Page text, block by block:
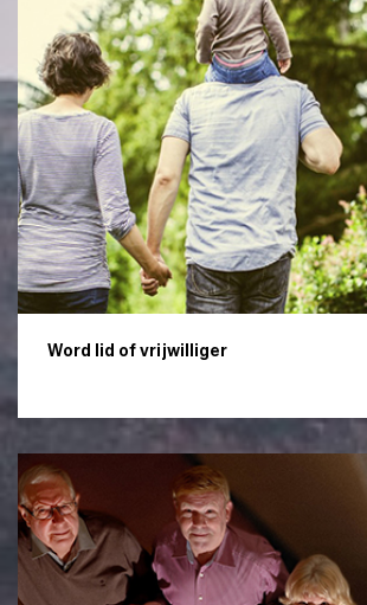
Word lid of vrijwilliger